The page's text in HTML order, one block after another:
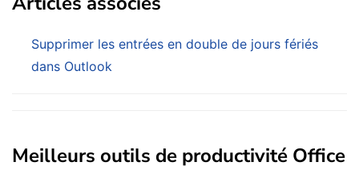
Supprimer les entrées en double de jours fériés
dans Outlook
Meilleurs outils de productivité Office